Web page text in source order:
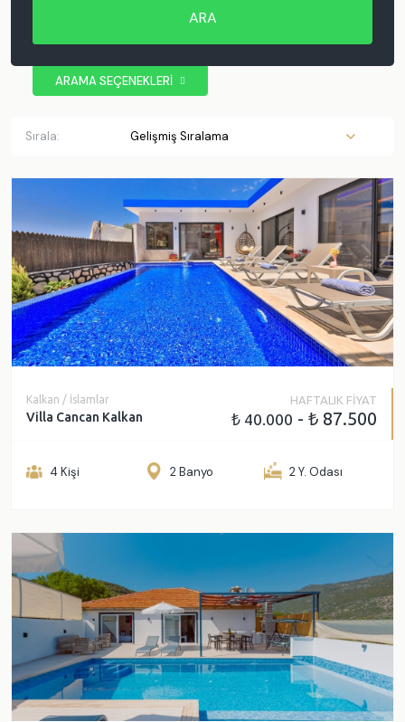
ARA
BÖLGE
Muratpaşa
Demre
Kemer
Muğla
Fethiye
Ölüdeniz
Seydikemer
Dalyan
GENEL ÖZELLIKLER
Deniz Manzarası
Çocuk Havuzu
Sauna
Korunaklı Havuz Alanı
Türk Hamamı
Buhar Odası
Balayı Villası
Kapalı Havuz
ARAMA SEÇENEKLERİ
Sırala:
Kalkan / İslamlar
Villa Cancan Kalkan
HAFTALIK FİYAT
₺ 40.000 - ₺ 87.500
4 Kişi 2 Banyo 2 Y. Odası